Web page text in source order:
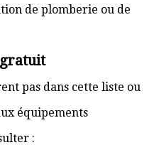
de plomberie ou de
pas dans cette liste ou
équipements
: